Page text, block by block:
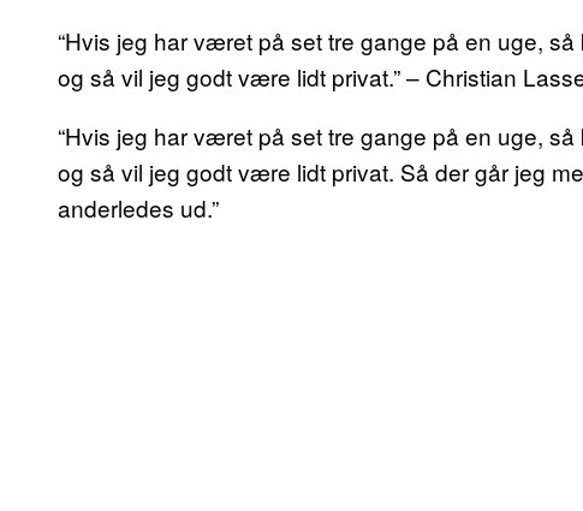
“Hvis jeg har været på set tre gange på en uge,
og så vil jeg godt være lidt privat.” – Christian
“Hvis jeg har været på set tre gange på en uge,
og så vil jeg godt være lidt privat. Så der går jeg
anderledes ud.”